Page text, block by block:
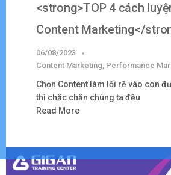
<strong>TOP 4 cách
Content Marketing</
06/08/2023
Content Marketing, Performance
Chọn Content làm lối rẽ vào con
thì chắc chắn chúng ta đều
Read More